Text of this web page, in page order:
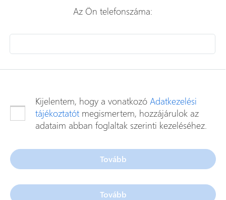
Az Ön telefonszáma:
Kijelentem, hogy a vonatkozó Adatkezelési
tájékoztatót megismertem, hozzájárulok az
adataim abban foglaltak szerinti kezeléséhez.
Tovább
Tovább